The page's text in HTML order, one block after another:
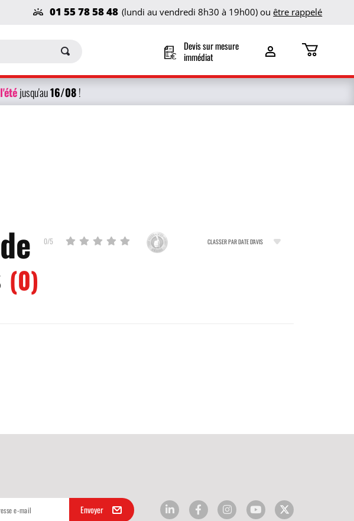
01 55 78 58 48 (lundi au vendredi 8h30 à 19h00) ouêtre rappelé
Devis sur mesure
immédiat
jusqu'au16/08!
(0)
0/5